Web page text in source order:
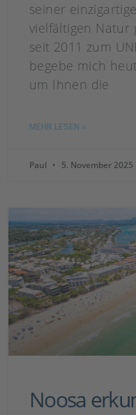
seiner
vielfältigen Natur
seit 2011 zum
begebe mich
um Ihnen die
MEHR LESEN »
Paul 5. November 2025
Noosa